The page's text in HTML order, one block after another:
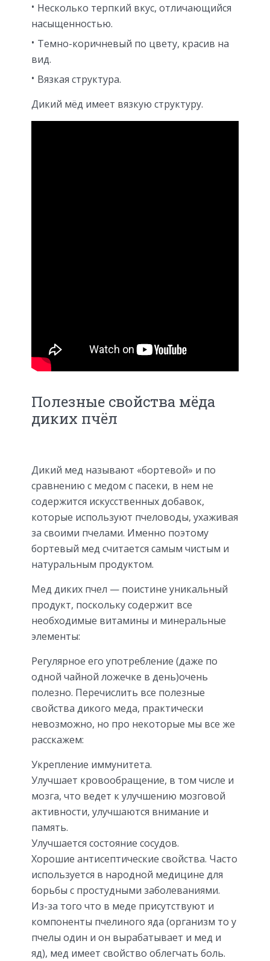
Несколько терпкий вкус, отличающийся
насыщенностью.
Темно-коричневый по цвету, красив на
вид.
Вязкая структура.
Дикий мёд имеет вязкую структуру.
Полезные свойства мёда
диких пчёл
Дикий мед называют «бортевой» и по
сравнению с медом с пасеки, в нем не
содержится искусственных добавок,
которые используют пчеловоды, ухаживая
за своими пчелами. Именно поэтому
бортевый мед считается самым чистым и
натуральным продуктом.
Мед диких пчел — поистине уникальный
продукт, поскольку содержит все
необходимые витамины и минеральные
элементы:
Регулярное его употребление (даже по
одной чайной ложечке в день)очень
полезно. Перечислить все полезные
свойства дикого меда, практически
невозможно, но про некоторые мы все же
расскажем:
Укрепление иммунитета.
Улучшает кровообращение, в том числе и
мозга, что ведет к улучшению мозговой
активности, улучшаются внимание и
память.
Улучшается состояние сосудов.
Хорошие антисептические свойства. Часто
используется в народной медицине для
борьбы с простудными заболеваниями.
Из-за того что в меде присутствуют и
компоненты пчелиного яда (организм то у
пчелы один и он вырабатывает и мед и
яд), мед имеет свойство облегчать боль.